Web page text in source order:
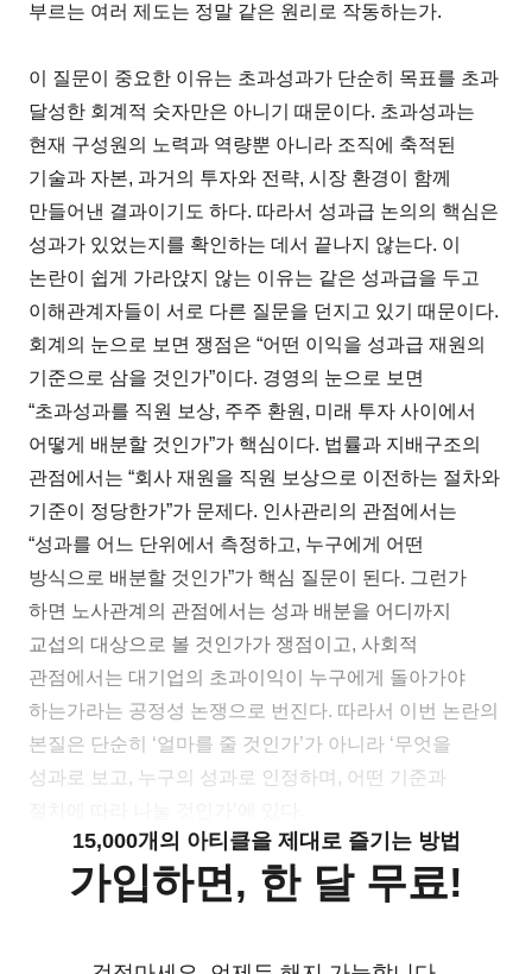
부르는 여러 제도는 정말 같은 원리로 작동하는가.
이 질문이 중요한 이유는 초과성과가 단순히 목표를 초과
달성한 회계적 숫자만은 아니기 때문이다. 초과성과는
현재 구성원의 노력과 역량뿐 아니라 조직에 축적된
기술과 자본, 과거의 투자와 전략, 시장 환경이 함께
만들어낸 결과이기도 하다. 따라서 성과급 논의의 핵심은
성과가 있었는지를 확인하는 데서 끝나지 않는다. 이
논란이 쉽게 가라앉지 않는 이유는 같은 성과급을 두고
이해관계자들이 서로 다른 질문을 던지고 있기 때문이다.
회계의 눈으로 보면 쟁점은 “어떤 이익을 성과급 재원의
기준으로 삼을 것인가”이다. 경영의 눈으로 보면
“초과성과를 직원 보상, 주주 환원, 미래 투자 사이에서
어떻게 배분할 것인가”가 핵심이다. 법률과 지배구조의
관점에서는 “회사 재원을 직원 보상으로 이전하는 절차와
기준이 정당한가”가 문제다. 인사관리의 관점에서는
“성과를 어느 단위에서 측정하고, 누구에게 어떤
방식으로 배분할 것인가”가 핵심 질문이 된다. 그런가
하면 노사관계의 관점에서는 성과 배분을 어디까지
교섭의 대상으로 볼 것인가가 쟁점이고, 사회적
관점에서는 대기업의 초과이익이 누구에게 돌아가야
하는가라는 공정성 논쟁으로 번진다. 따라서 이번 논란의
본질은 단순히 ‘얼마를 줄 것인가’가 아니라 ‘무엇을
성과로 보고, 누구의 성과로 인정하며, 어떤 기준과
15,000개의 아티클을 제대로 즐기는 방법
가입하면, 한 달 무료!